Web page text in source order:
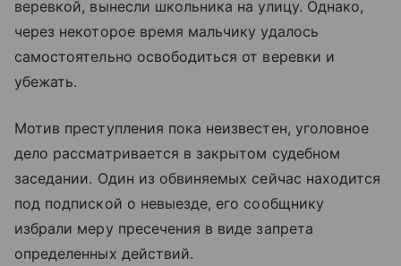
веревкой, вынесли школьника на улицу. Однако,
через некоторое время мальчику удалось
самостоятельно освободиться от веревки и
убежать.
Мотив преступления пока неизвестен, уголовное
дело рассматривается в закрытом судебном
заседании. Один из обвиняемых сейчас находится
под подпиской о невыезде, его сообщнику
избрали меру пресечения в виде запрета
определенных действий.